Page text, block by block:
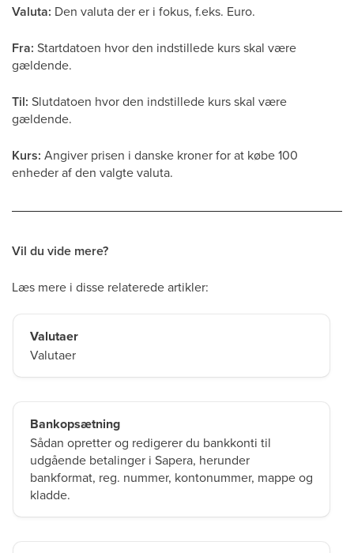
Valuta: Den valuta der er i fokus, f.eks. Euro.
Fra: Startdatoen hvor den indstillede kurs skal være
gældende.
Til: Slutdatoen hvor den indstillede kurs skal være
gældende.
Kurs: Angiver prisen i danske kroner for at købe 100
enheder af den valgte valuta.
Vil du vide mere?
Læs mere i disse relaterede artikler:
Valutaer
Valutaer
Bankopsætning
Sådan opretter og redigerer du bankkonti til
udgående betalinger i Sapera, herunder
bankformat, reg. nummer, kontonummer, mappe og
kladde.